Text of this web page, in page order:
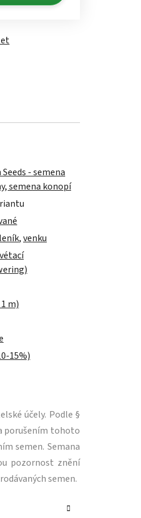
- semena
semena konopí
,venku
m)
15%)
účely. Podle §
porušením tohoto
semen. Semana
pozornost znění
semen.